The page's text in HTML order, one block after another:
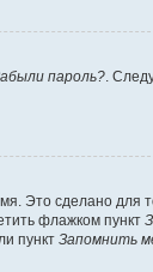
пароль? .
Это сделано для
флажком пункт
пункт Запомнить